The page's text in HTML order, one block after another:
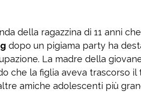
della ragazzina di 11 anni
dopo un pigiama party ha
La madre della
che la figlia aveva trascorso il
amiche adolescenti più